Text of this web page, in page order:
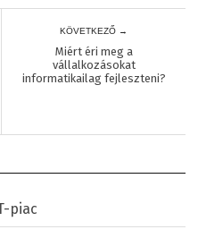
KÖVETKEZŐ →
Miért éri meg a
vállalkozásokat
informatikailag fejleszteni?
piac